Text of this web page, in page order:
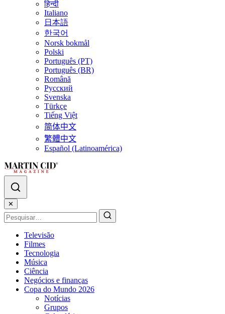
हिन्दी
Italiano
日本語
한국어
Norsk bokmål
Polski
Português (PT)
Português (BR)
Română
Русский
Svenska
Türkçe
Tiếng Việt
简体中文
繁體中文
Español (Latinoamérica)
✕
Televisão
Filmes
Tecnologia
Música
Ciência
Negócios e finanças
Copa do Mundo 2026
Notícias
Grupos